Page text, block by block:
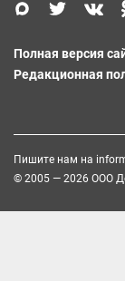
Полная версия
Редакционная
Пишите нам на
© 2005 — 2026 ООО